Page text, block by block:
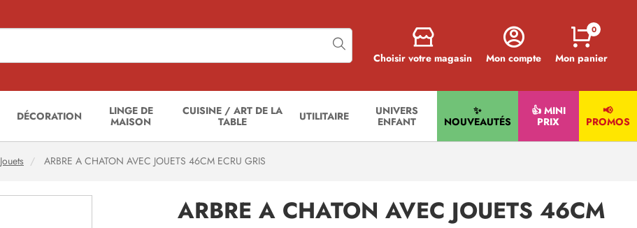
Choisir votre magasin Mon compte Mon panier
0
DÉCORATION
LINGE DE
MAISON
CUISINE / ART DE LA
TABLE
UTILITAIRE
UNIVERS
ENFANT
✨
NOUVEAUTÉS
👍 MINI
PRIX
📢
PROMOS
Jouets ARBRE A CHATON AVEC JOUETS 46CM ECRU GRIS
ARBRE A CHATON AVEC JOUETS 46CM